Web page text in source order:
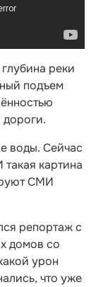
реки
подъем
дороги.
воды. Сейчас
картина
СМИ
репортаж с
домов со
урон
что уже